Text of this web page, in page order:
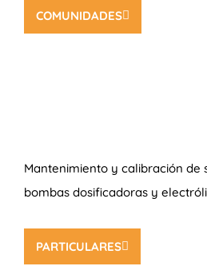
COMUNIDADES
Mantenimiento y calibración de
bombas dosificadoras y
PARTICULARES